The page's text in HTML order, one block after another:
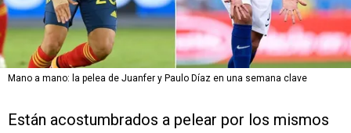
Mano a mano: la pelea de Juanfer y Paulo Díaz en una semana clave
Están acostumbrados a pelear por los mismos